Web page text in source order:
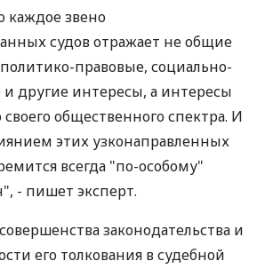
каждое звено
судов отражает не общие
правовые, социально-
другие интересы, а интересы
общественного спектра. И
этих узконаправленных
всегда "по-особому"
- пишет эксперт.
законодательства и
его толкования в судебной